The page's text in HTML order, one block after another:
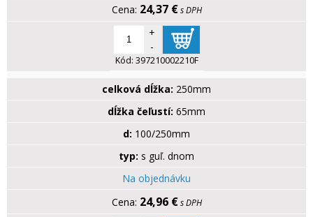
24,37 € s DPH
+
-
Kód: 397210002210F
celková dĺžka: 250mm
dĺžka čeľustí: 65mm
d: 100/250mm
typ: s guľ. dnom
Na objednávku
24,96 € s DPH